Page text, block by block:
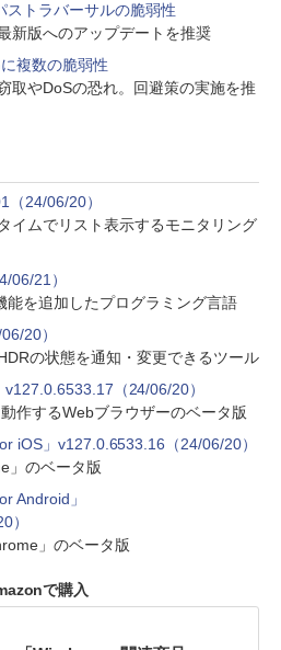
ストラバーサルの脆弱性
新版へのアップデートを推奨
複数の脆弱性
取やDoSの恐れ。回避策の実施を推
（24/06/20）
イムでリスト表示するモニタリング
06/21）
能を追加したプログラミング言語
20）
の状態を通知・変更できるツール
（24/06/20）
作するWebブラウザーのベータ版
iOS」v127.0.6533.16（24/06/20）
」のベータ版
Android」
）
」のベータ版
で購入